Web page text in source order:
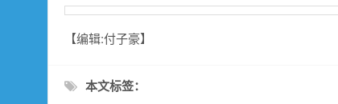
【编辑:付子豪】
本文标签：